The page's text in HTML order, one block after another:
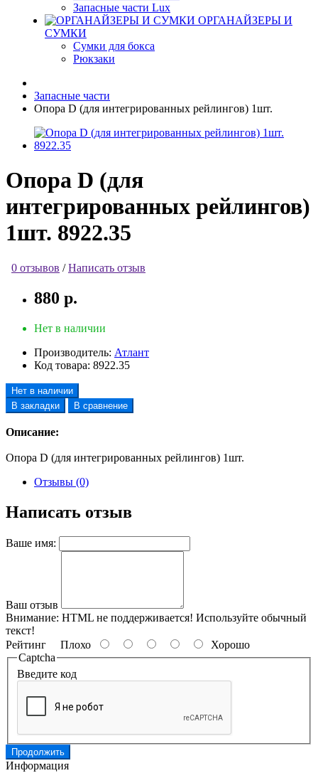
Запасные части Lux
ОРГАНАЙЗЕРЫ И
СУМКИ
Сумки для бокса
Рюкзаки
Запасные части
Опора D (для интегрированных рейлингов) 1шт.
Опора D (для
интегрированных рейлингов)
1шт. 8922.35
0 отзывов /Написать отзыв
880 р.
Нет в наличии
Производитель: Атлант
Код товара: 8922.35
Нет в наличии
В закладки
В сравнение
Описание:
Опора D (для интегрированных рейлингов) 1шт.
Отзывы (0)
Написать отзыв
Ваше имя:
Ваш отзыв
Внимание: HTML не поддерживается! Используйте обычный
текст!
Рейтинг Плохо
Хорошо
Captcha
Введите код
Продолжить
Информация